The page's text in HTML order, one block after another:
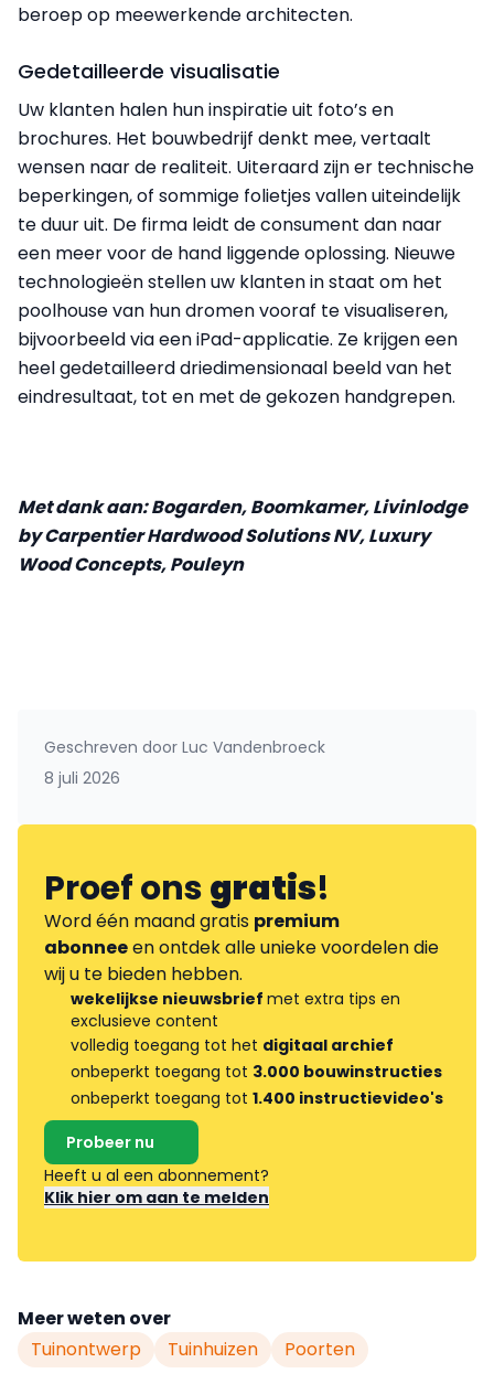
beroep op meewerkende architecten.
Gedetailleerde visualisatie
Uw klanten halen hun inspiratie uit foto’s en
brochures. Het bouwbedrijf denkt mee, vertaalt
wensen naar de realiteit. Uiteraard zijn er technische
beperkingen, of sommige folietjes vallen uiteindelijk
te duur uit. De firma leidt de consument dan naar
een meer voor de hand liggende oplossing. Nieuwe
technologieën stellen uw klanten in staat om het
poolhouse van hun dromen vooraf te visualiseren,
bijvoorbeeld via een iPad-applicatie. Ze krijgen een
heel gedetailleerd driedimensionaal beeld van het
eindresultaat, tot en met de gekozen handgrepen.
Met dank aan: Bogarden, Boomkamer, Livinlodge
by Carpentier Hardwood Solutions NV, Luxury
Wood Concepts, Pouleyn
Geschreven door Luc Vandenbroeck
8 juli 2026
Proef onsgratis!
Word één maand gratis premium
abonneeen ontdek alle unieke voordelen die
wij u te bieden hebben.
wekelijkse nieuwsbrief met extra tips en
exclusieve content
volledig toegang tot het digitaal archief
onbeperkt toegang tot 3.000 bouwinstructies
onbeperkt toegang tot 1.400 instructievideo's
Probeer nu
Heeft u al een abonnement?
Klik hier om aan te melden
Meer weten over
Tuinontwerp
Tuinhuizen Poorten